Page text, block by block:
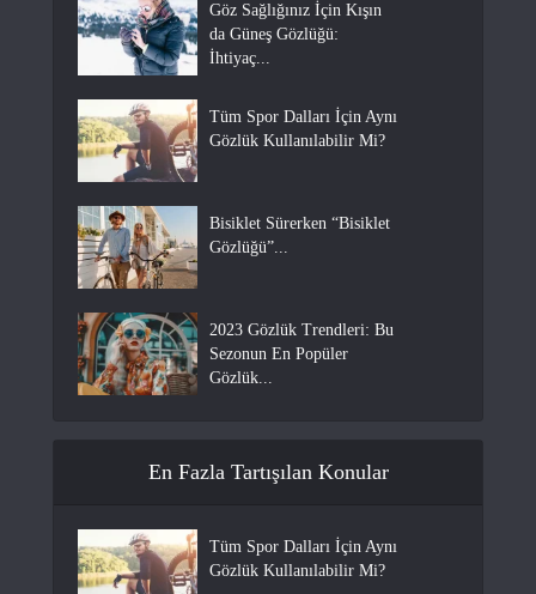
Göz Sağlığınız İçin Kışın
da Güneş Gözlüğü:
İhtiyaç...
Tüm Spor Dalları İçin Aynı
Gözlük Kullanılabilir Mi?
Bisiklet Sürerken “Bisiklet
Gözlüğü”...
2023 Gözlük Trendleri: Bu
Sezonun En Popüler
Gözlük...
En Fazla Tartışılan Konular
Tüm Spor Dalları İçin Aynı
Gözlük Kullanılabilir Mi?